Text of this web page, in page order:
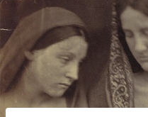
LETSFILM